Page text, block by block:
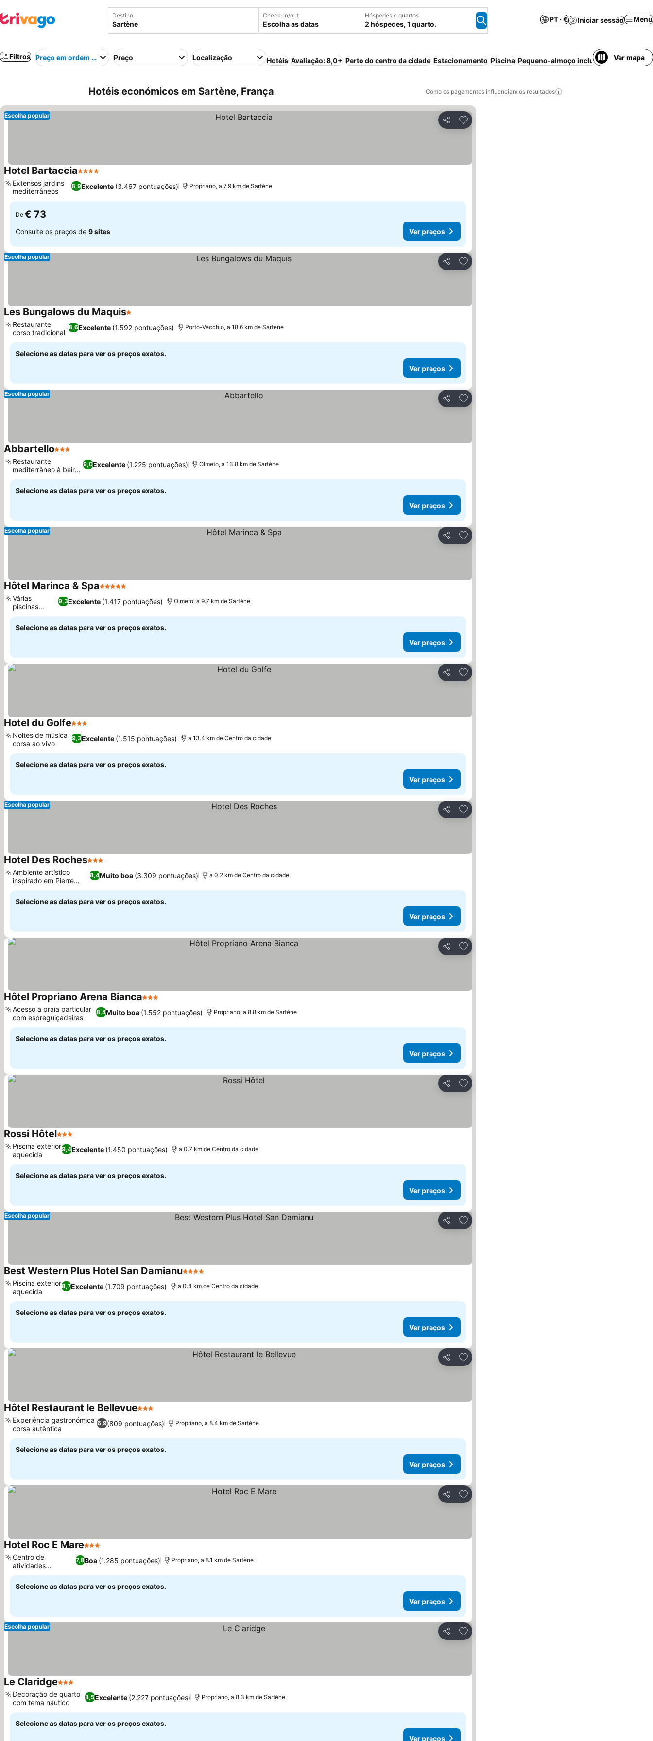
Destino Check-in/out
Escolha as datas
Hóspedes e quartos
2 hóspedes, 1 quarto.
PT · € Iniciar sessão Menu
Filtros Preço em ordem crescentePreço Localização Hotéis Avaliação: 8,0+ Perto do centro da cidade Estacionamento Piscina Pequeno-almoço incluído ArVer mapa
Hotéis económicos em Sartène, França Como os pagamentos influenciam os resultados
Partilhar
Adicionar aos favoritos
Escolha popular
Hotel Bartaccia4 Estrelas
8,9Excelente (3.467 pontuações)
Extensos jardins
mediterrâneos
Propriano, a 7.9 km de Sartène
De € 73
Consulte os preços de 9 sites Ver preços
Partilhar
Adicionar aos favoritos
Escolha popular
Les Bungalows du Maquis1 Estrelas
8,6Excelente (1.592 pontuações)
Restaurante
corso tradicional
Porto-Vecchio, a 18.6 km de Sartène
Selecione as datas para ver os preços exatos.
Ver preços
Partilhar
Adicionar aos favoritos
Escolha popular
Abbartello3 Estrelas
9,0Excelente (1.225 pontuações)
Restaurante
mediterrâneo à beira-
mar
Olmeto, a 13.8 km de Sartène
Selecione as datas para ver os preços exatos.
Ver preços
Partilhar
Adicionar aos favoritos
Escolha popular
Hôtel Marinca & Spa5 Estrelas
9,3Excelente (1.417 pontuações)
Várias
piscinas
serenas
Olmeto, a 9.7 km de Sartène
Selecione as datas para ver os preços exatos.
Ver preços
Partilhar
Adicionar aos favoritos
Hotel du Golfe3 Estrelas
9,3Excelente (1.515 pontuações)
Noites de música
corsa ao vivo
a 13.4 km de Centro da cidade
Selecione as datas para ver os preços exatos.
Ver preços
Partilhar
Adicionar aos favoritos
Escolha popular
Hotel Des Roches3 Estrelas
8,4Muito boa (3.309 pontuações)
Ambiente artístico
inspirado em Pierre
Farel
a 0.2 km de Centro da cidade
Selecione as datas para ver os preços exatos.
Ver preços
Partilhar
Adicionar aos favoritos
Hôtel Propriano Arena Bianca3 Estrelas
8,4Muito boa (1.552 pontuações)
Acesso à praia particular
com espreguiçadeiras
Propriano, a 8.8 km de Sartène
Selecione as datas para ver os preços exatos.
Ver preços
Partilhar
Adicionar aos favoritos
Rossi Hôtel3 Estrelas
9,4Excelente (1.450 pontuações)
Piscina exterior
aquecida
a 0.7 km de Centro da cidade
Selecione as datas para ver os preços exatos.
Ver preços
Partilhar
Adicionar aos favoritos
Escolha popular
Best Western Plus Hotel San Damianu4 Estrelas
8,7Excelente (1.709 pontuações)
Piscina exterior
aquecida
a 0.4 km de Centro da cidade
Selecione as datas para ver os preços exatos.
Ver preços
Partilhar
Adicionar aos favoritos
Hôtel Restaurant le Bellevue3 Estrelas
6,9(809 pontuações)
Experiência gastronómica
corsa autêntica
Propriano, a 8.4 km de Sartène
Selecione as datas para ver os preços exatos.
Ver preços
Partilhar
Adicionar aos favoritos
Hotel Roc E Mare3 Estrelas
7,8Boa (1.285 pontuações)
Centro de
atividades
aquáticas
Propriano, a 8.1 km de Sartène
Selecione as datas para ver os preços exatos.
Ver preços
Partilhar
Adicionar aos favoritos
Escolha popular
Le Claridge3 Estrelas
8,5Excelente (2.227 pontuações)
Decoração de quarto
com tema náutico
Propriano, a 8.3 km de Sartène
Selecione as datas para ver os preços exatos.
Ver preços